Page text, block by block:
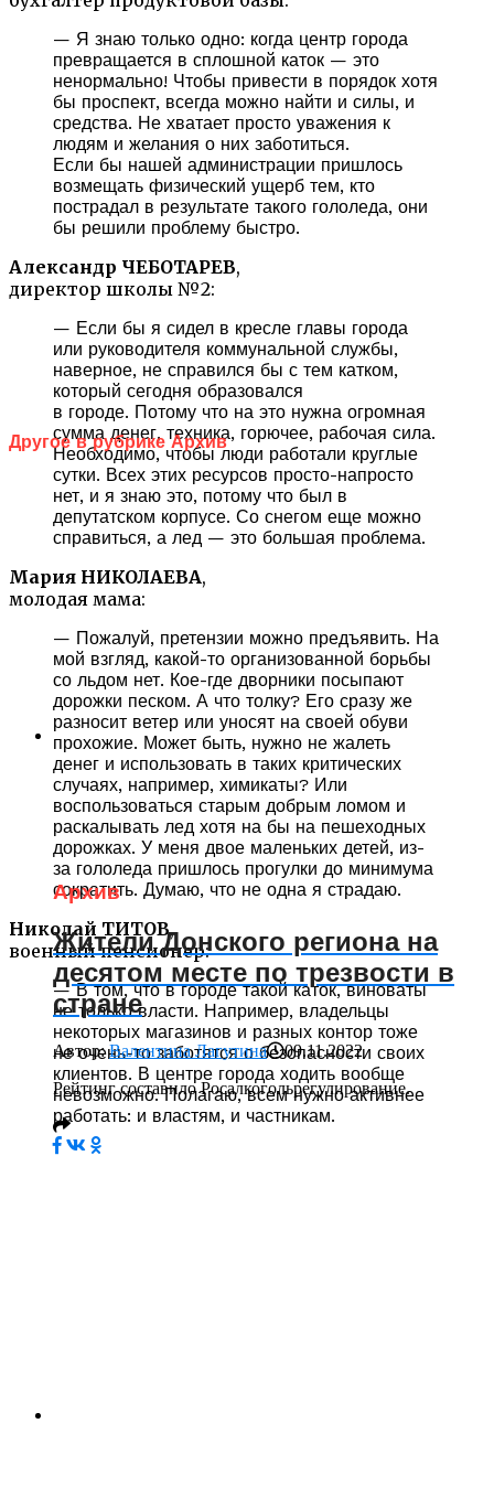
— Я знаю только одно: когда центр города
превращается в сплошной каток — это
ненормально! Чтобы привести в порядок хотя
бы проспект, всегда можно найти и силы, и
средства. Не хватает просто уважения к
людям и желания о них заботиться.
Если бы нашей администрации пришлось
возмещать физический ущерб тем, кто
пострадал в результате такого гололеда, они
бы решили проблему быстро.
Александр ЧЕБОТАРЕВ,
директор школы №2:
— Если бы я сидел в кресле главы города
или руководителя коммунальной службы,
наверное, не справился бы с тем катком,
который сегодня образовался
в городе. Потому что на это нужна огромная
сумма денег, техника, горючее, рабочая сила.
Необходимо, чтобы люди работали круглые
сутки. Всех этих ресурсов просто-напросто
нет, и я знаю это, потому что был в
депутатском корпусе. Со снегом еще можно
справиться, а лед — это большая проблема.
Мария НИКОЛАЕВА,
молодая мама:
— Пожалуй, претензии можно предъявить. На
мой взгляд, какой-то организованной борьбы
со льдом нет. Кое-где дворники посыпают
дорожки песком. А что толку? Его сразу же
разносит ветер или уносят на своей обуви
прохожие. Может быть, нужно не жалеть
денег и использовать в таких критических
случаях, например, химикаты? Или
воспользоваться старым добрым ломом и
раскалывать лед хотя на бы на пешеходных
дорожках. У меня двое маленьких детей, из-
за гололеда пришлось прогулки до минимума
сократить. Думаю, что не одна я страдаю.
Николай ТИТОВ,
военный пенсионер:
— В том, что в городе такой каток, виноваты
не только власти. Например, владельцы
некоторых магазинов и разных контор тоже
не очень-то заботятся о безопасности своих
клиентов. В центре города ходить вообще
невозможно. Полагаю, всем нужно активнее
работать: и властям, и частникам.
Другое в рубрике Архив
Архив
Жители Донского региона на
десятом месте по трезвости в
стране
Автор:Валентина Лагутина
09.11.2022
Рейтинг составило Росалкогольрегулирование.